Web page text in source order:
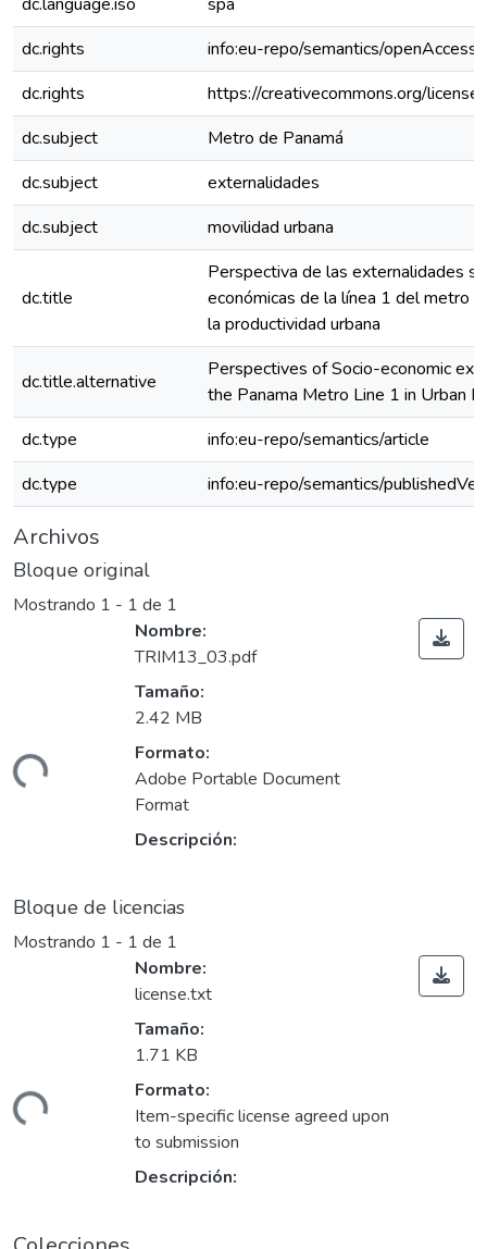
dc.rights
info:eu-repo/semantics/openAccess
dc.rights
https://creativecommons.org/
dc.subject
Metro de Panamá
dc.subject
externalidades
dc.subject
movilidad urbana
dc.title
Perspectiva de las externalidades
económicas de la línea 1 del metro
la productividad urbana
dc.title.alternative
Perspectives of Socio-economic
the Panama Metro Line 1 in Urban
dc.type
info:eu-repo/semantics/article
dc.type
info:eu-repo/semantics/
Archivos
Bloque original
Mostrando 1 - 1 de 1
Nombre:
TRIM13_03.pdf
Tamaño:
2.42 MB
Formato:
Adobe Portable Document
Format
Descripción:
Bloque de licencias
Mostrando 1 - 1 de 1
Nombre:
license.txt
Tamaño:
1.71 KB
Formato:
Item-specific license agreed upon
to submission
Descripción: